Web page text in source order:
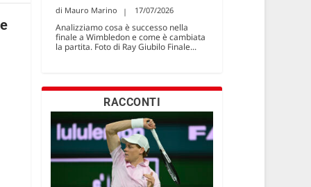
Mauro Marino 17/07/2026
Analizziamo cosa è successo nella
finale a Wimbledon e come è cambiata
la partita. Foto di Ray Giubilo Finale...
RACCONTI